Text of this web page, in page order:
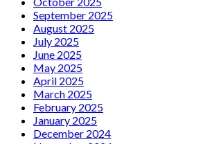
September 2025
August 2025
July 2025
June 2025
May 2025
April 2025
March 2025
February 2025
January 2025
December 2024